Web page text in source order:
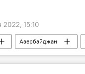
2022, 15:10
Азербайджан